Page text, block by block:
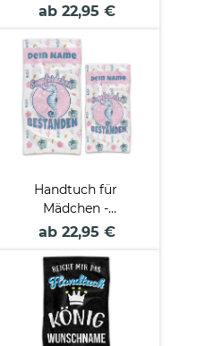
mit Name & Datum -
ab 22,95 €
Handtuch für
Mädchen -
Seepferdchen
Name
ab 22,95 €